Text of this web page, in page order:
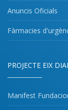
Anuncis Oficials
Fàrmacies
PROJECTE EIX
Manifest